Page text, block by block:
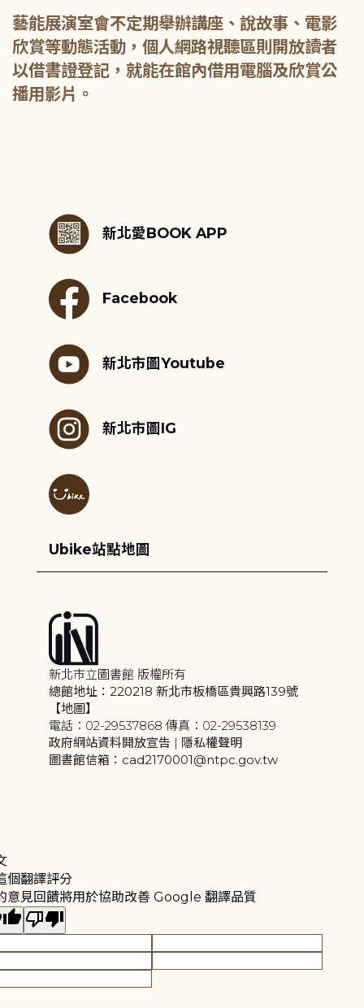
藝能展演室會不定期舉辦講座、說故事、電影
欣賞等動態活動，個人網路視聽區則開放讀者
以借書證登記，就能在館內借用電腦及欣賞公
播用影片。
新北愛BOOK APP
Facebook
新北市圖Youtube
新北市圖IG
Ubike站點地圖
新北市立圖書館 版權所有
總館地址：220218 新北市板橋區貴興路139號
【地圖】
電話：02-29537868 傳真：02-29538139
政府網站資料開放宣告 | 隱私權聲明
圖書館信箱：cad2170001@ntpc.gov.tw
個翻譯評分
意見回饋將用於協助改善 Google 翻譯品質